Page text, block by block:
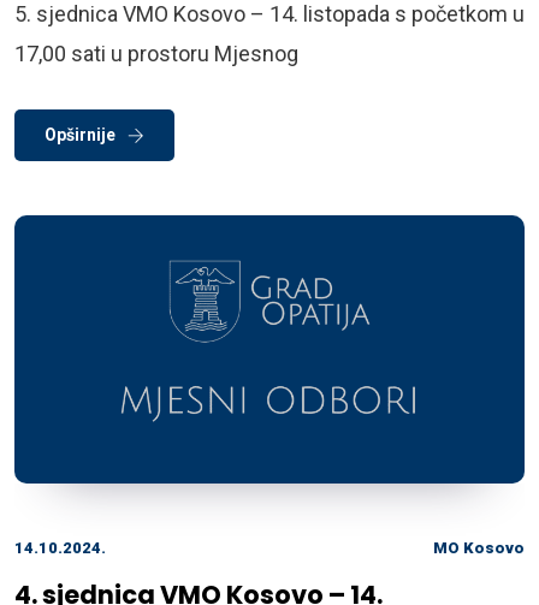
5. sjednica VMO Kosovo – 14. listopada s početkom u
17,00 sati u prostoru Mjesnog
Opširnije
14.10.2024. MO Kosovo
4. sjednica VMO Kosovo – 14.